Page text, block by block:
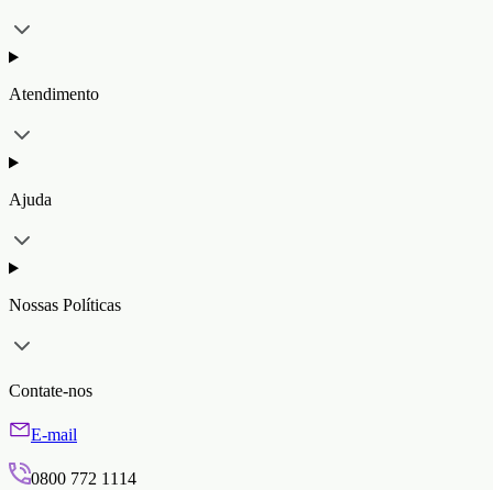
Atendimento
Ajuda
Nossas Políticas
Contate-nos
E-mail
0800 772 1114